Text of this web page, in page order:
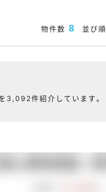
物件数 8 並び順
3,092件紹介しています。